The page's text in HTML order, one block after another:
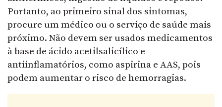
Portanto, ao primeiro sinal dos sintomas,
procure um médico ou o serviço de saúde mais
próximo. Não devem ser usados medicamentos
à base de ácido acetilsalicílico e
antiinflamatórios, como aspirina e AAS, pois
podem aumentar o risco de hemorragias.